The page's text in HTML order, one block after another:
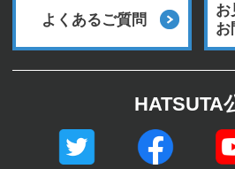
よくあるご質問
お
お
HATSUTA